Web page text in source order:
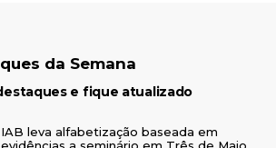
da Semana
e fique atualizado
IAB leva alfabetização baseada em